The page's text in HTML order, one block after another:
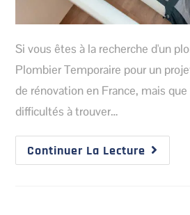
Si vous êtes à la recherche d'un
Plombier Temporaire pour un
de rénovation en France, mais
difficultés à trouver…
Continuer La Lecture